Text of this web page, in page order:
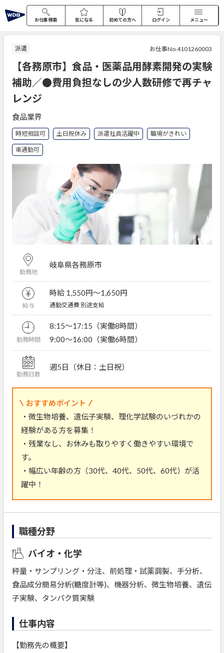
お仕事検索 気になる 初めての方へ ログイン メニュー
派遣 お仕事No.4101260003
【各務原市】食品・医薬品用酵素開発の実験
補助／●費用負担なしの少人数研修で再チャ
レンジ
食品業界
時短相談可 土日祝休み 派遣社員活躍中 職場がきれい
車通勤可
勤務地
岐阜県各務原市
給与
時給 1,550円〜1,650円
通勤交通費 別途支給
勤務時間
8:15～17:15（実働8時間）
9:00～16:00（実働6時間）
勤務日数
週5日（休日：土日祝）
おすすめポイント
・微生物培養、遺伝子実験、理化学試験のいづれかの
経験がある方を募集！
・残業なし、お休みも取りやすく働きやすい環境で
す。
・幅広い年齢の方（30代、40代、50代、60代）が活
躍中！
職種分野
バイオ・化学
秤量・サンプリング・分注、前処理・試薬調製、手分析、
食品成分簡易分析(糖度計等)、機器分析、微生物培養、遺伝
子実験、タンパク質実験
仕事内容
【勤務先の概要】